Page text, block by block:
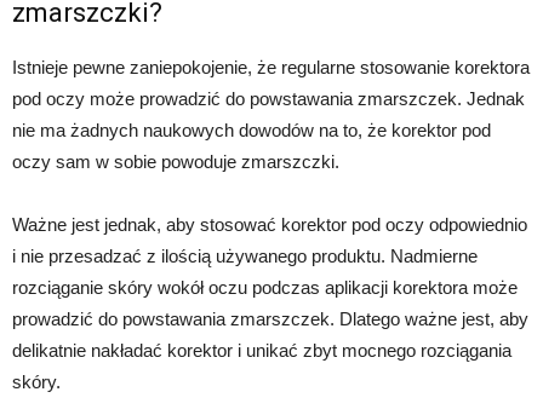
zmarszczki?
Istnieje pewne zaniepokojenie, że regularne stosowanie korektora
pod oczy może prowadzić do powstawania zmarszczek. Jednak
nie ma żadnych naukowych dowodów na to, że korektor pod
oczy sam w sobie powoduje zmarszczki.
Ważne jest jednak, aby stosować korektor pod oczy odpowiednio
i nie przesadzać z ilością używanego produktu. Nadmierne
rozciąganie skóry wokół oczu podczas aplikacji korektora może
prowadzić do powstawania zmarszczek. Dlatego ważne jest, aby
delikatnie nakładać korektor i unikać zbyt mocnego rozciągania
skóry.